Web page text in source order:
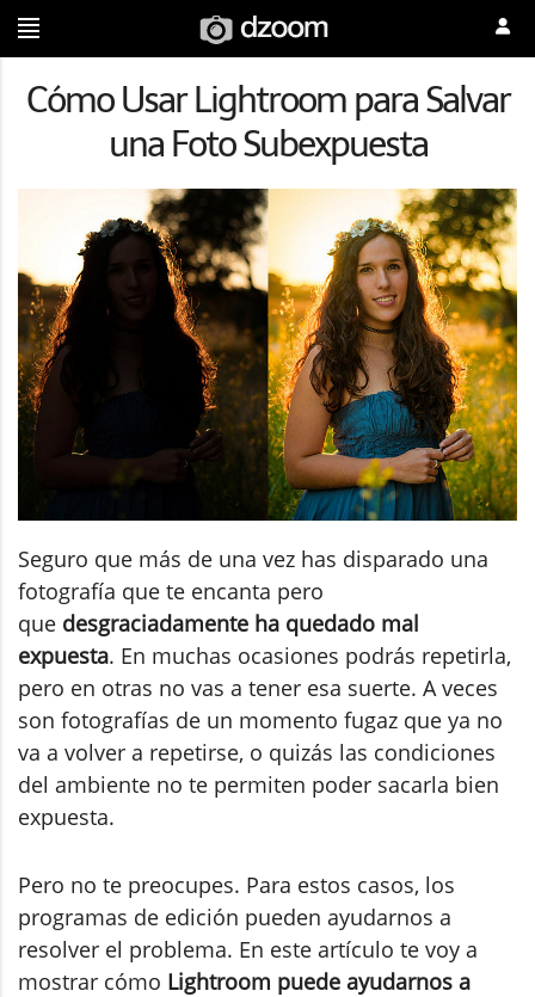
Cómo Usar Lightroom para Salvar
una Foto Subexpuesta
Seguro que más de una vez has disparado una
fotografía que te encanta pero
que desgraciadamente ha quedado mal
expuesta. En muchas ocasiones podrás repetirla,
pero en otras no vas a tener esa suerte. A veces
son fotografías de un momento fugaz que ya no
va a volver a repetirse, o quizás las condiciones
del ambiente no te permiten poder sacarla bien
expuesta.
Pero no te preocupes. Para estos casos, los
programas de edición pueden ayudarnos a
resolver el problema. En este artículo te voy a
mostrar cómo Lightroom puede ayudarnos a